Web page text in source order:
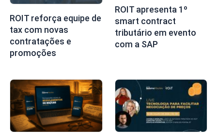
ROIT reforça equipe de
tax com novas
contratações e
promoções
ROIT apresenta 1º
smart contract
tributário em evento
com a SAP